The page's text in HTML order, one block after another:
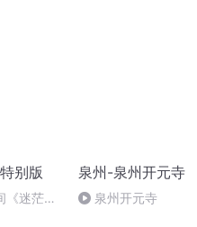
别版
迷茫与
泉州-泉州开元寺
泉州开元寺